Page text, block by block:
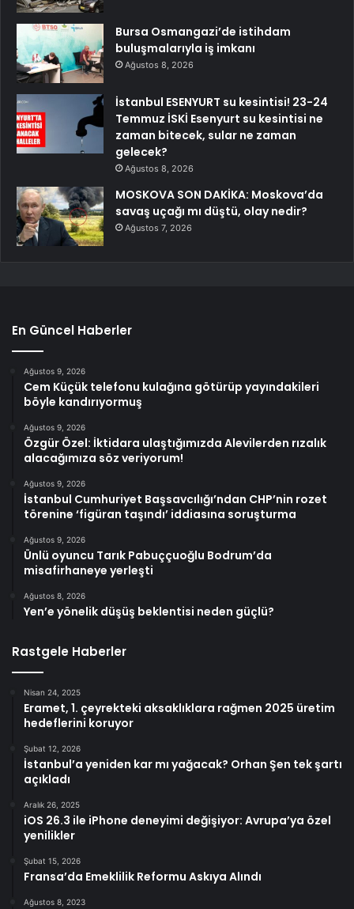
Bursa Osmangazi’de istihdam
buluşmalarıyla iş imkanı
Ağustos 8, 2026
İstanbul ESENYURT su kesintisi! 23-24
Temmuz İSKİ Esenyurt su kesintisi ne
zaman bitecek, sular ne zaman
gelecek?
Ağustos 8, 2026
MOSKOVA SON DAKİKA: Moskova’da
savaş uçağı mı düştü, olay nedir?
Ağustos 7, 2026
En Güncel Haberler
Ağustos 9, 2026
Cem Küçük telefonu kulağına götürüp yayındakileri
böyle kandırıyormuş
Ağustos 9, 2026
Özgür Özel: İktidara ulaştığımızda Alevilerden rızalık
alacağımıza söz veriyorum!
Ağustos 9, 2026
İstanbul Cumhuriyet Başsavcılığı’ndan CHP’nin rozet
törenine ‘figüran taşındı’ iddiasına soruşturma
Ağustos 9, 2026
Ünlü oyuncu Tarık Pabuççuoğlu Bodrum’da
misafirhaneye yerleşti
Ağustos 8, 2026
Yen’e yönelik düşüş beklentisi neden güçlü?
Rastgele Haberler
Nisan 24, 2025
Eramet, 1. çeyrekteki aksaklıklara rağmen 2025 üretim
hedeflerini koruyor
Şubat 12, 2026
İstanbul’a yeniden kar mı yağacak? Orhan Şen tek şartı
açıkladı
Aralık 26, 2025
iOS 26.3 ile iPhone deneyimi değişiyor: Avrupa’ya özel
yenilikler
Şubat 15, 2026
Fransa’da Emeklilik Reformu Askıya Alındı
Ağustos 8, 2023